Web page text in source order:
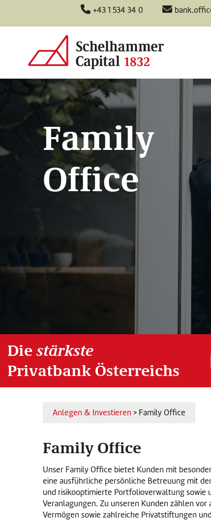
+43 1 534 34 0
Family
Office
Diestärkste
Privatbank Österreichs
Anlegen & Investieren > Family Office
Family Office
Unser Family Office bietet Kunden mit
eine ausführliche persönliche Betreuung mit
und risikooptimierte Portfolioverwaltung sowie
Veranlagungen. Zu unseren Kunden zählen
Vermögen sowie zahlreiche Privatstiftungen